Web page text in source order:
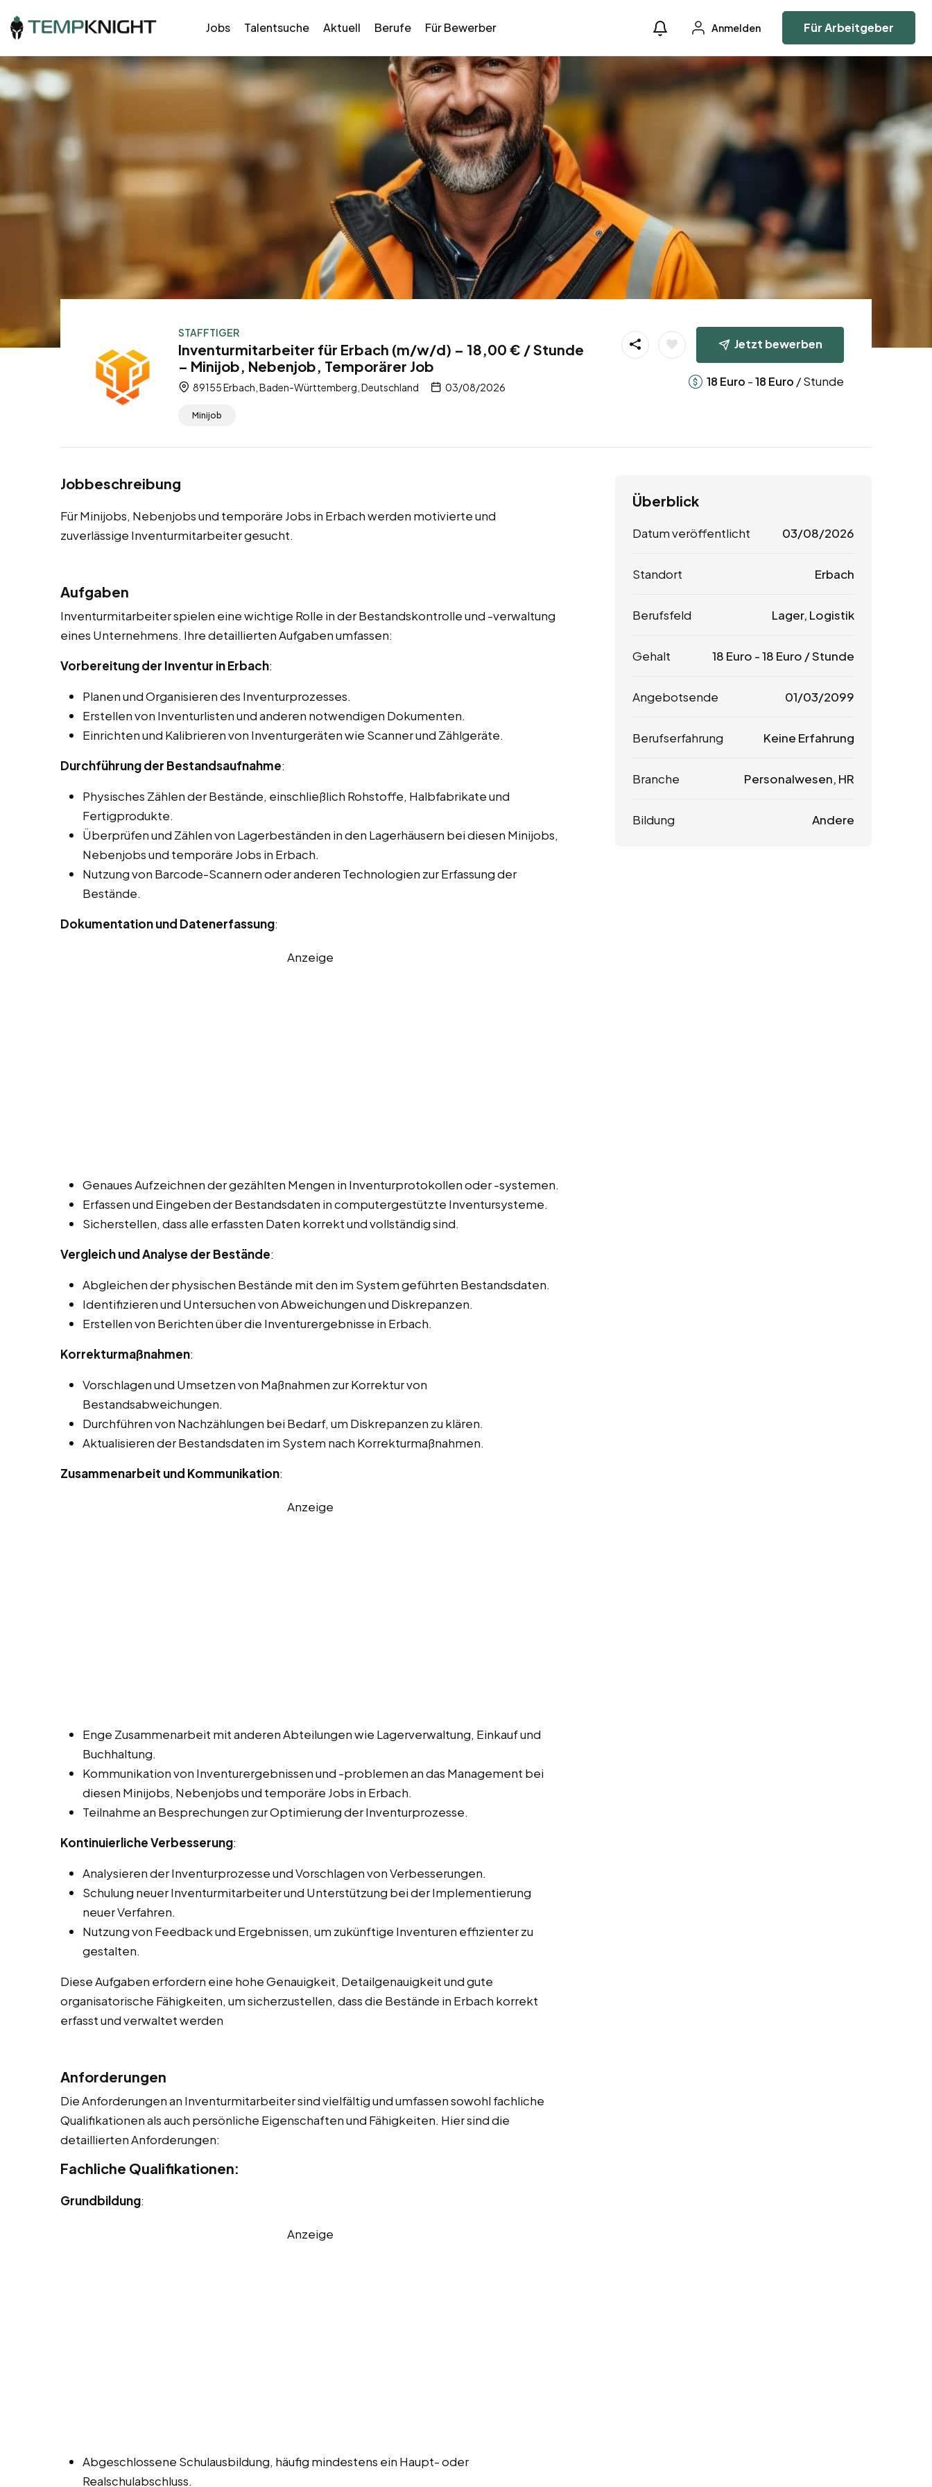
Jobs Talentsuche Aktuell Berufe Für Bewerber Anmelden Für Arbeitgeber
STAFFTIGER
Inventurmitarbeiter für Erbach (m/w/d) – 18,00 € / Stunde
– Minijob, Nebenjob, Temporärer Job
89155 Erbach, Baden-Württemberg, Deutschland 03/08/2026
Minijob
Jetzt bewerben
18 Euro -18 Euro / Stunde
Jobbeschreibung
Für Minijobs, Nebenjobs und temporäre Jobs in Erbach werden motivierte und
zuverlässige Inventurmitarbeiter gesucht.
Aufgaben
Inventurmitarbeiter spielen eine wichtige Rolle in der Bestandskontrolle und -verwaltung
eines Unternehmens. Ihre detaillierten Aufgaben umfassen:
Vorbereitung der Inventur in Erbach:
Planen und Organisieren des Inventurprozesses.
Erstellen von Inventurlisten und anderen notwendigen Dokumenten.
Einrichten und Kalibrieren von Inventurgeräten wie Scanner und Zählgeräte.
Durchführung der Bestandsaufnahme:
Physisches Zählen der Bestände, einschließlich Rohstoffe, Halbfabrikate und
Fertigprodukte.
Überprüfen und Zählen von Lagerbeständen in den Lagerhäusern bei diesen Minijobs,
Nebenjobs und temporäre Jobs in Erbach.
Nutzung von Barcode-Scannern oder anderen Technologien zur Erfassung der
Bestände.
Dokumentation und Datenerfassung:
Anzeige
Genaues Aufzeichnen der gezählten Mengen in Inventurprotokollen oder -systemen.
Erfassen und Eingeben der Bestandsdaten in computergestützte Inventursysteme.
Sicherstellen, dass alle erfassten Daten korrekt und vollständig sind.
Vergleich und Analyse der Bestände:
Abgleichen der physischen Bestände mit den im System geführten Bestandsdaten.
Identifizieren und Untersuchen von Abweichungen und Diskrepanzen.
Erstellen von Berichten über die Inventurergebnisse in Erbach.
Korrekturmaßnahmen:
Vorschlagen und Umsetzen von Maßnahmen zur Korrektur von
Bestandsabweichungen.
Durchführen von Nachzählungen bei Bedarf, um Diskrepanzen zu klären.
Aktualisieren der Bestandsdaten im System nach Korrekturmaßnahmen.
Zusammenarbeit und Kommunikation:
Anzeige
Enge Zusammenarbeit mit anderen Abteilungen wie Lagerverwaltung, Einkauf und
Buchhaltung.
Kommunikation von Inventurergebnissen und -problemen an das Management bei
diesen Minijobs, Nebenjobs und temporäre Jobs in Erbach.
Teilnahme an Besprechungen zur Optimierung der Inventurprozesse.
Kontinuierliche Verbesserung:
Analysieren der Inventurprozesse und Vorschlagen von Verbesserungen.
Schulung neuer Inventurmitarbeiter und Unterstützung bei der Implementierung
neuer Verfahren.
Nutzung von Feedback und Ergebnissen, um zukünftige Inventuren effizienter zu
gestalten.
Diese Aufgaben erfordern eine hohe Genauigkeit, Detailgenauigkeit und gute
organisatorische Fähigkeiten, um sicherzustellen, dass die Bestände in Erbach korrekt
erfasst und verwaltet werden
Anforderungen
Die Anforderungen an Inventurmitarbeiter sind vielfältig und umfassen sowohl fachliche
Qualifikationen als auch persönliche Eigenschaften und Fähigkeiten. Hier sind die
detaillierten Anforderungen:
Fachliche Qualifikationen:
Grundbildung:
Anzeige
Abgeschlossene Schulausbildung, häufig mindestens ein Haupt- oder
Realschulabschluss.
Überblick
Datum veröffentlicht 03/08/2026
Standort Erbach
Berufsfeld Lager, Logistik
Gehalt 18 Euro -18 Euro / Stunde
Angebotsende 01/03/2099
Berufserfahrung Keine Erfahrung
Branche Personalwesen, HR
Bildung Andere